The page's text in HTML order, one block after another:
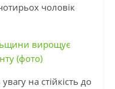
чоловік
вирощує
(фото)
на стійкість до